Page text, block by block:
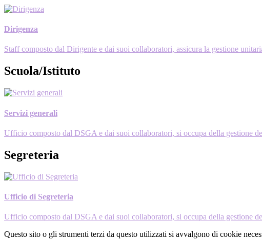
Dirigenza
Staff composto dal Dirigente e dai suoi collaboratori, assicura la gestione
Scuola/Istituto
Servizi generali
Ufficio composto dal DSGA e dai suoi collaboratori, si occupa della gestione
Segreteria
Ufficio di Segreteria
Ufficio composto dal DSGA e dai suoi collaboratori, si occupa della gestione
Questo sito o gli strumenti terzi da questo utilizzati si avvalgono di cookie